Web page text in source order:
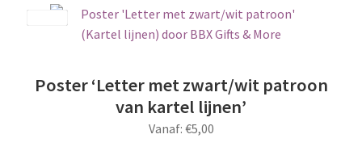
meerdere
variaties.
kan
gekozen
worden
Poster ‘Letter met zwart/wit patroon
van kartel lijnen’
Vanaf: €5,00